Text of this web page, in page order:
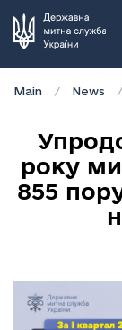
Main News
року
855